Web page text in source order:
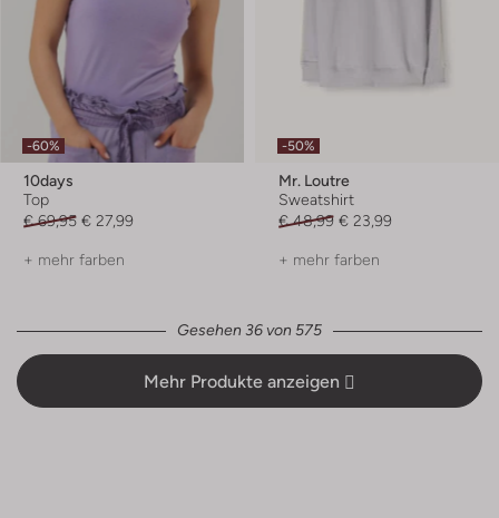
-60%
10days
Top
€ 69,95 € 27,99
+ mehr farben
-50%
Mr. Loutre
Sweatshirt
€ 48,99 € 23,99
+ mehr farben
Gesehen 36 von 575
Mehr Produkte anzeigen